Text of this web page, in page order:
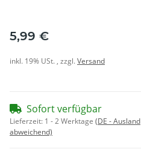
5,99 €
inkl. 19% USt. , zzgl.Versand
Sofort verfügbar
Lieferzeit: 1 - 2 Werktage (DE - Ausland
abweichend)